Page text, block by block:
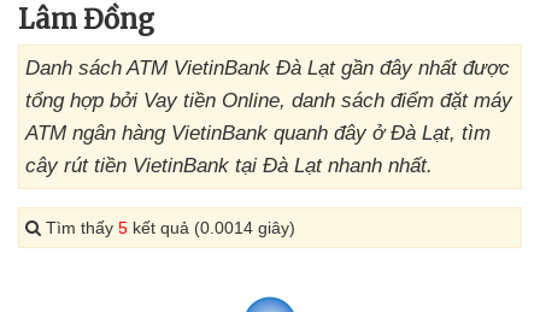
Lâm Đồng
Danh sách ATM VietinBank Đà Lạt gần đây nhất được
tổng hợp bởi Vay tiền Online, danh sách điểm đặt máy
ATM ngân hàng VietinBank quanh đây ở Đà Lạt, tìm
cây rút tiền VietinBank tại Đà Lạt nhanh nhất.
Tìm thấy 5 kết quả (0.0014 giây)